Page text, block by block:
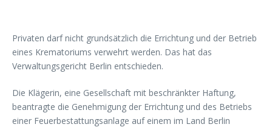
Privaten darf nicht grundsätzlich die Errichtung und der Betrieb
eines Krematoriums verwehrt werden. Das hat das
Verwaltungsgericht Berlin entschieden.
Die Klägerin, eine Gesellschaft mit beschränkter Haftung,
beantragte die Genehmigung der Errichtung und des Betriebs
einer Feuerbestattungsanlage auf einem im Land Berlin